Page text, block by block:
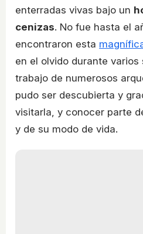
enterradas vivas bajo un
cenizas. No fue hasta el
encontraron esta
en el olvido durante varios
trabajo de numerosos
pudo ser descubierta y
visitarla, y conocer parte
y de su modo de vida.